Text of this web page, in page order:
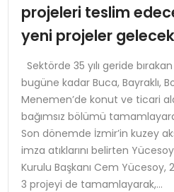
SAĞLIK
SPOR
TEKNOLOJI
YAŞAM
projeleri teslim
yeni projeler gelecek
Sektörde 35 yılı geride
bugüne kadar Buca, Bayraklı,
Menemen’de konut ve ticari
bağımsız bölümü
Son dönemde İzmir’in kuzey
imza atıklarını belirten
Kurulu Başkanı Cem Yücesoy,
3 projeyi de tamamlayarak,…